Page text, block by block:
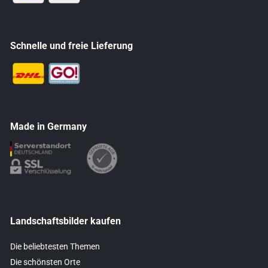
Schnelle und freie Lieferung
Made in Germany
Landschaftsbilder kaufen
Die beliebtesten Themen
Die schönsten Orte